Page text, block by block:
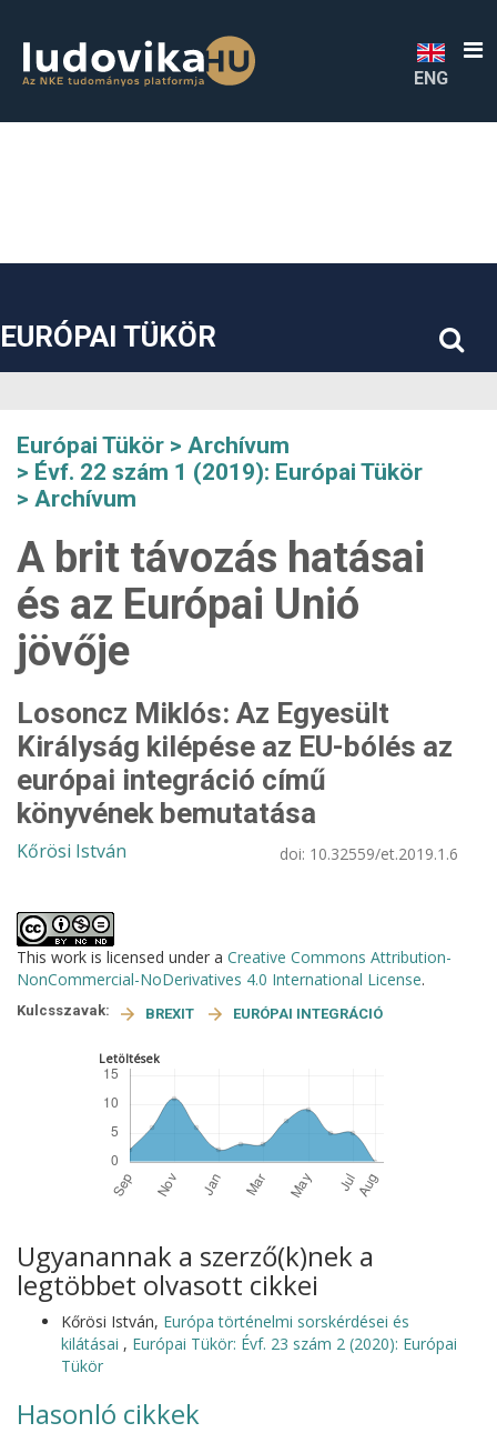
##plugins.themes.bootstrap3.accessible_menu.sidebar##
ENG
EURÓPAI TÜKÖR
Európai Tükör
Archívum
Évf. 22 szám 1 (2019): Európai Tükör
Archívum
A brit távozás hatásai
és az Európai Unió
jövője
Losoncz Miklós: Az Egyesült
Királyság kilépése az EU-bólés az
európai integráció című
könyvének bemutatása
Kőrösi István doi: 10.32559/et.2019.1.6
This work is licensed under a Creative Commons Attribution-
NonCommercial-NoDerivatives 4.0 International License.
Kulcsszavak: BREXIT EURÓPAI INTEGRÁCIÓ
Letöltések
Ugyanannak a szerző(k)nek a
legtöbbet olvasott cikkei
Kőrösi István, Európa történelmi sorskérdései és
kilátásai , Európai Tükör: Évf. 23 szám 2 (2020): Európai
Tükör
Hasonló cikkek